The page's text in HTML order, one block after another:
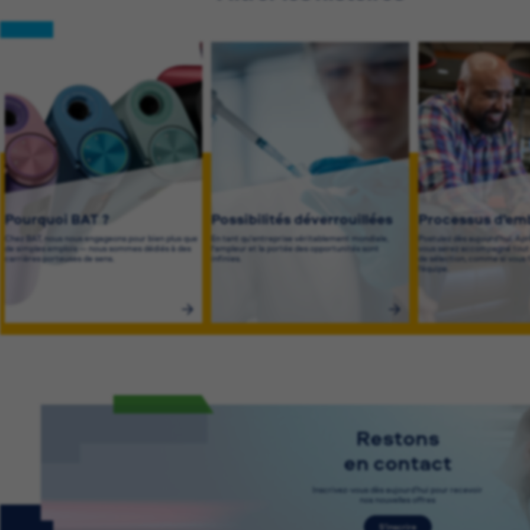
Pourquoi BAT ?
Chez BAT, nous nous engageons pour bien plus que
de simples emplois — nous sommes dédiés à des
carrières porteuses de sens.
Possibilités déverrouillées
En tant qu'entreprise véritablement mondiale,
l'ampleur et la portée des opportunités sont
infinies.
Processus
Postulez dès aujourd’hui.
vous serez accompagné
de sélection, comme si
l’équipe.
Restons
en contact
Inscrivez-vous dès aujourd’hui pour recevoir
nos nouvelles offres
S’inscrire